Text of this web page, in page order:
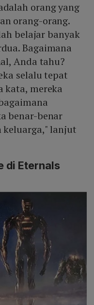
orang yang
orang-orang.
belajar banyak
Bagaimana
Anda tahu?
selalu tepat
kata, mereka
benar-benar
keluarga," lanjut
di Eternals